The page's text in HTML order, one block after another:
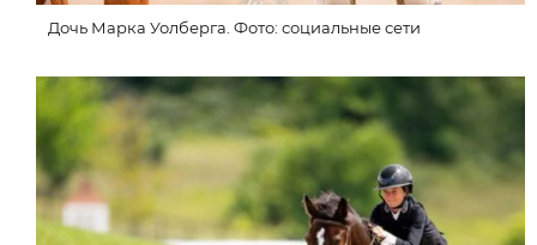
Дочь Марка Уолберга. Фото: социальные сети